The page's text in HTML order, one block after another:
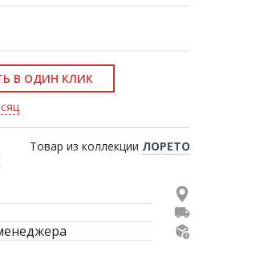
В ОДИН КЛИК
Товар из коллекции ЛОРЕТО